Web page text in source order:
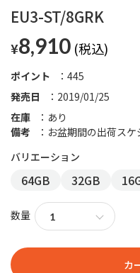
EU3-ST/8GRK
¥8,910
発売日 2019/01/25
ポイント 445
在庫
あり
備考
お盆期間の出荷ス
64GB 32GB
数量